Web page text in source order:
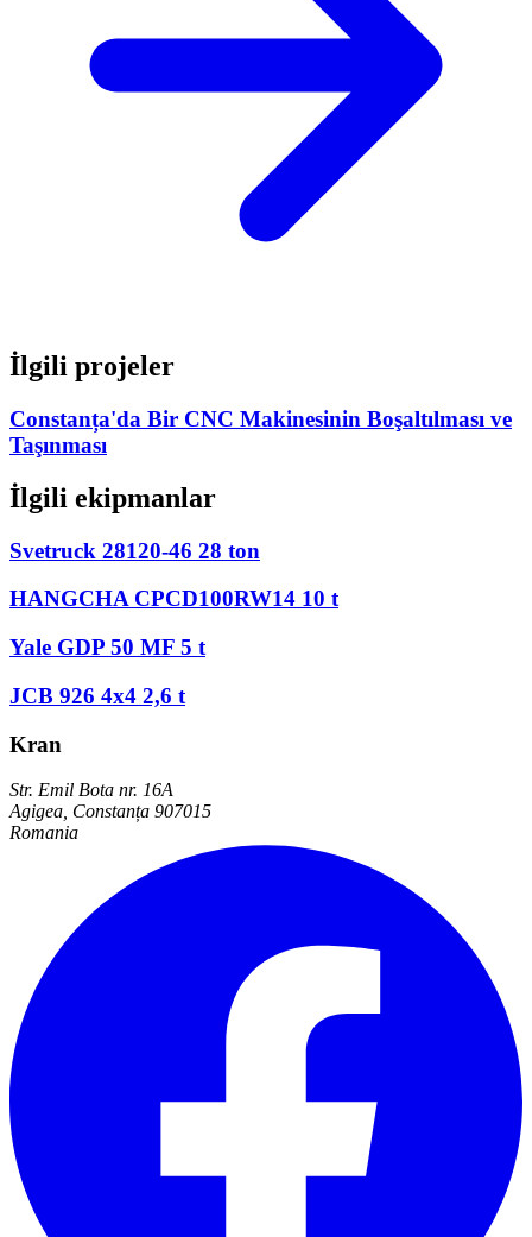
İlgili projeler
Constanța'da Bir CNC Makinesinin Boşaltılması ve
Taşınması
İlgili ekipmanlar
Svetruck 28120-46 28 ton
HANGCHA CPCD100RW14 10 t
Yale GDP 50 MF 5 t
JCB 926 4x4 2,6 t
Kran
Str. Emil Bota nr. 16A
Agigea, Constanța 907015
Romania